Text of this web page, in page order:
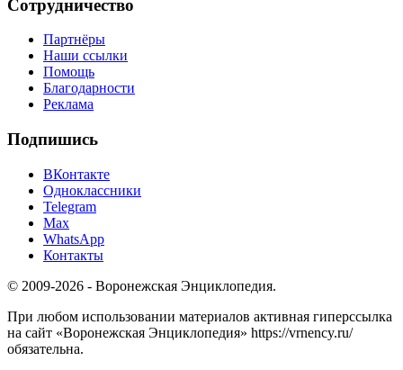
Сотрудничество
Партнёры
Наши ссылки
Помощь
Благодарности
Реклама
Подпишись
ВКонтакте
Одноклассники
Telegram
Max
WhatsApp
Контакты
© 2009-2026 - Воронежская Энциклопедия.
При любом использовании материалов активная гиперссылка
на сайт «Воронежская Энциклопедия» https://vrnency.ru/
обязательна.